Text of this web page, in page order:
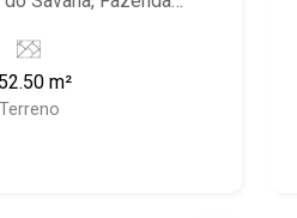
m²
Terreno